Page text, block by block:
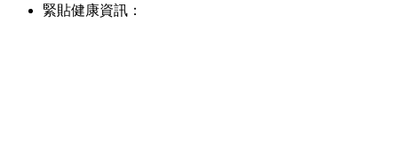
緊貼健康資訊：